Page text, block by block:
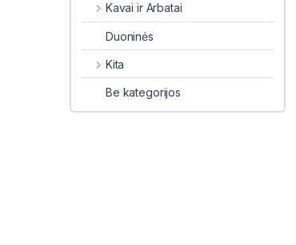
Kavai ir Arbatai
Duoninės
Kita
Be kategorijos